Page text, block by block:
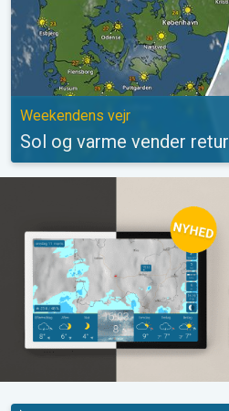
Weekendens vejr
Sol og varme vender retur